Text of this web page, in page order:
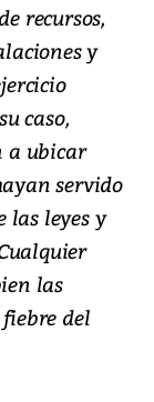
recursos,
y
caso,
a ubicar
servido
las leyes y
las
del